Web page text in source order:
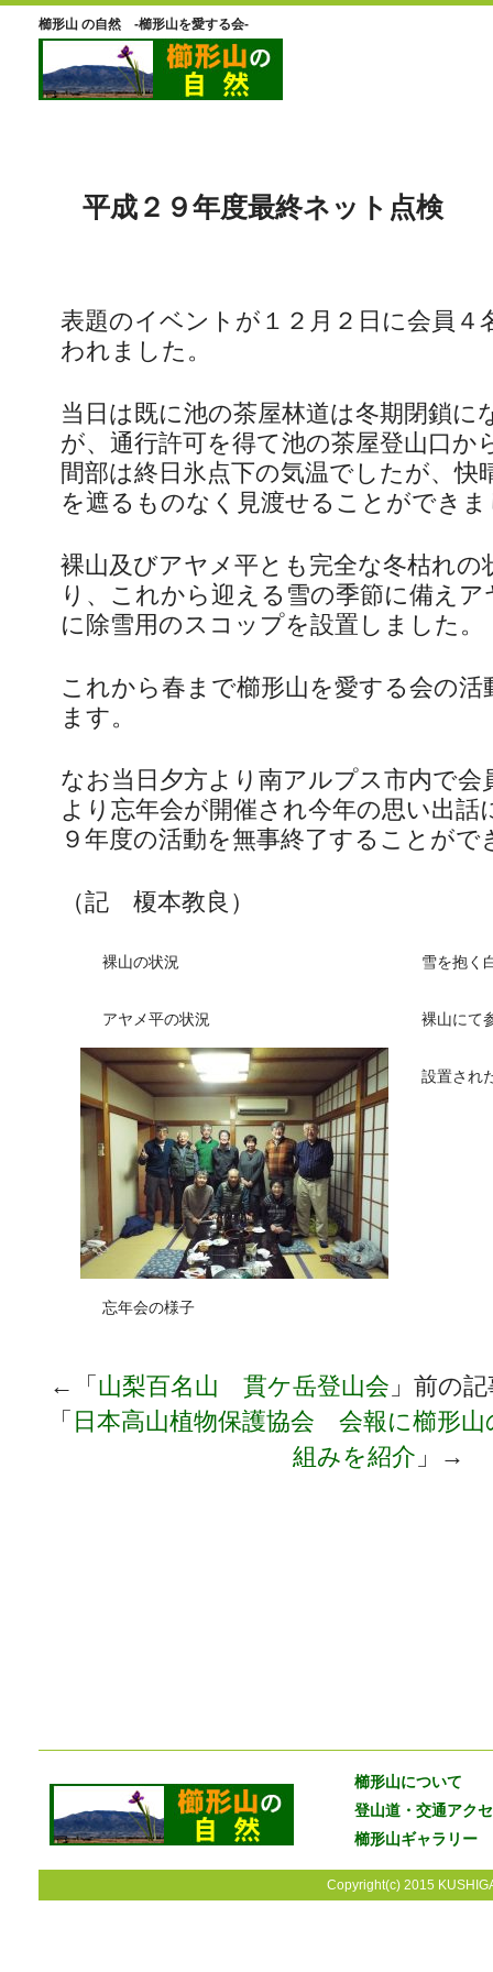
櫛形山 の自然 -櫛形山を愛する会-
平成２９年度最終ネット点検
表題のイベントが１２月２日に会員４
われました。
当日は既に池の茶屋林道は冬期閉鎖に
が、通行許可を得て池の茶屋登山口か
間部は終日氷点下の気温でしたが、快
を遮るものなく見渡せることができ
裸山及びアヤメ平とも完全な冬枯れの
り、これから迎える雪の季節に備え
に除雪用のスコップを設置しました。
これから春まで櫛形山を愛する会の活
ます。
なお当日夕方より南アルプス市内で会
より忘年会が開催され今年の思い出話
９年度の活動を無事終了することがで
（記 榎本教良）
雪を抱く
裸山の状況
裸山にて
アヤメ平の状況
設置され
忘年会の様子
←「 山梨百名山 貫ケ岳登山会 」前の
「 日本高山植物保護協会 会報に櫛形
組みを紹介 」→
櫛形山について
登山道・交通アク
櫛形山ギャラリー
Copyright(c) 2015